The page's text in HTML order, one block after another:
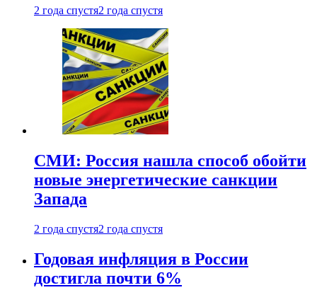
2 года спустя2 года спустя
СМИ: Россия нашла способ обойти
новые энергетические санкции
Запада
2 года спустя2 года спустя
Годовая инфляция в России
достигла почти 6%